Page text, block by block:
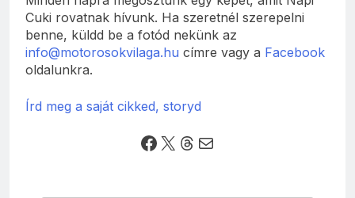
Cuki rovatnak hívunk. Ha szeretnél szerepelni
benne, küldd be a fotód nekünk az
info@motorosokvilaga.hu címre vagy a Facebook
oldalunkra.
Írd meg a saját cikked, storyd
Facebook
X Threads
Mail